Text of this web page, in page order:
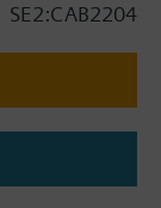
SE2:CAB2204